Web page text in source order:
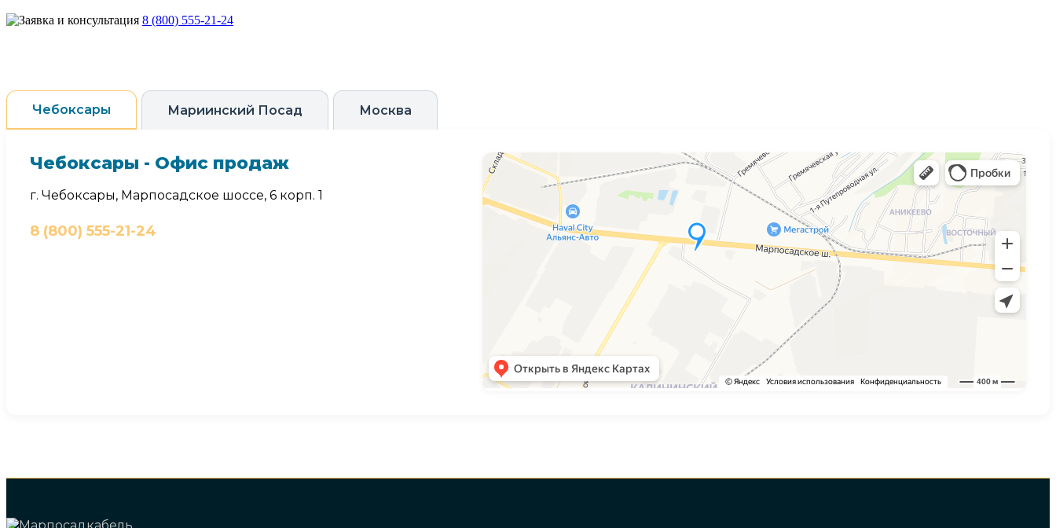
8 (800) 555-21-24
Чебоксары Мариинский Посад Москва
Чебоксары - Офис продаж
г. Чебоксары, Марпосадское шоссе, 6 корп. 1
8 (800) 555-21-24